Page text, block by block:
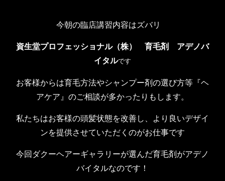
今朝の臨店講習内容はズバリ
資生堂プロフェッショナル（株） 育毛剤 アデノバ
イタルです
お客様からは育毛方法やシャンプー剤の選び方等『ヘ
アケア』のご相談が多かったりもします。
私たちはお客様の頭髪状態を改善し、より良いデザイ
ンを提供させていただくのがお仕事です
今回ダクーヘアーギャラリーが選んだ育毛剤がアデノ
バイタルなのです！